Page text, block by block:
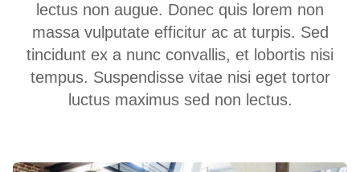
lectus non augue. Donec quis lorem non
massa vulputate efficitur ac at turpis. Sed
tincidunt ex a nunc convallis, et lobortis nisi
tempus. Suspendisse vitae nisi eget tortor
luctus maximus sed non lectus.